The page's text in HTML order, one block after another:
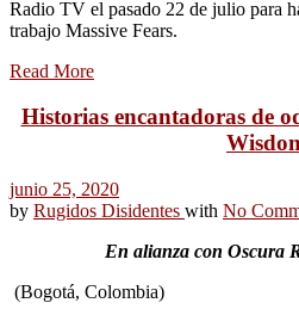
Radio TV el pasado 22 de julio para
trabajo Massive Fears.
Read More
Historias encantadoras de
junio 25, 2020
by Rugidos Disidentes with No
En alianza con Oscura
(Bogotá, Colombia)